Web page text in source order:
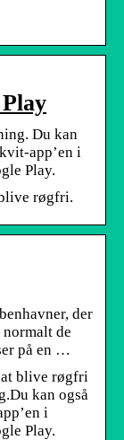
Du kan
app’en i
Play.
røgfri.
der
de
på en …
blive røgfri
kan også
i
Play.